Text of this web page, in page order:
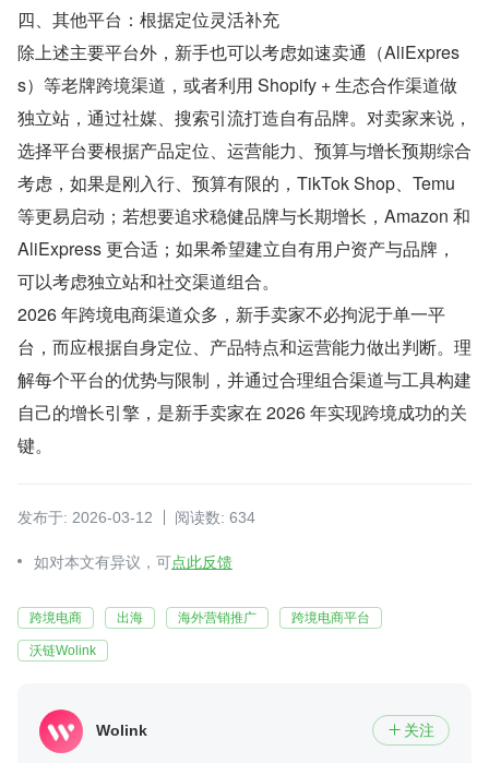
四、其他平台：根据定位灵活补充
除上述主要平台外，新手也可以考虑如速卖通（AliExpres
s）等老牌跨境渠道，或者利用 Shopify + 生态合作渠道做
独立站，通过社媒、搜索引流打造自有品牌。对卖家来说，
选择平台要根据产品定位、运营能力、预算与增长预期综合
考虑，如果是刚入行、预算有限的，TikTok Shop、Temu
等更易启动；若想要追求稳健品牌与长期增长，Amazon 和
AliExpress 更合适；如果希望建立自有用户资产与品牌，
可以考虑独立站和社交渠道组合。
2026 年跨境电商渠道众多，新手卖家不必拘泥于单一平
台，而应根据自身定位、产品特点和运营能力做出判断。理
解每个平台的优势与限制，并通过合理组合渠道与工具构建
自己的增长引擎，是新手卖家在 2026 年实现跨境成功的关
键。
发布于: 2026-03-12 阅读数: 634
如对本文有异议，可点此反馈
跨境电商 出海 海外营销推广 跨境电商平台
沃链Wolink
Wolink  关注